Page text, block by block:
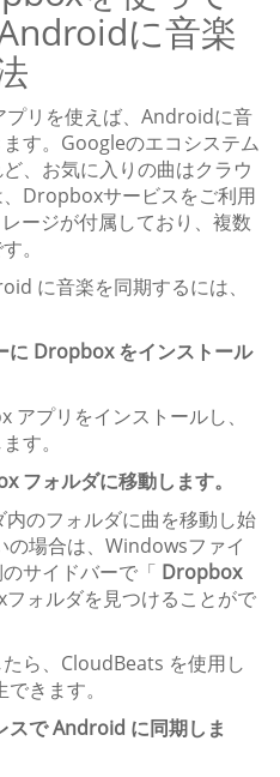
に音楽
プリを使えば、Androidに音
す。Googleのエコシステム
、お気に入りの曲はクラウ
、Dropboxサービスをご利用
ージが付属しており、複数
。
に音楽を同期するには、
に Dropbox をインストール
プリをインストールし、
す。
フォルダに移動します。
のフォルダに曲を移動し始
場合は、Windowsファイ
サイドバーで「 Dropbox
ォルダを見つけることがで
ら、CloudBeats を使用し
きます。
スで Android に同期しま